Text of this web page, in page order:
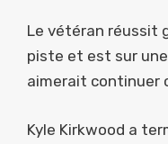
Le vétéran réussit
piste et est sur
aimerait continuer
Kyle Kirkwood a